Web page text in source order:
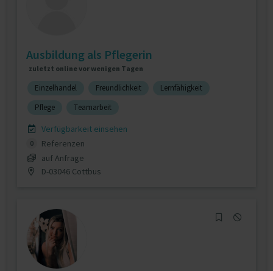
Ausbildung als Pflegerin
zuletzt online vor wenigen Tagen
Einzelhandel Freundlichkeit
Lernfähigkeit
Pflege
Teamarbeit
Verfügbarkeit einsehen
0
Referenzen
auf Anfrage
D-03046 Cottbus